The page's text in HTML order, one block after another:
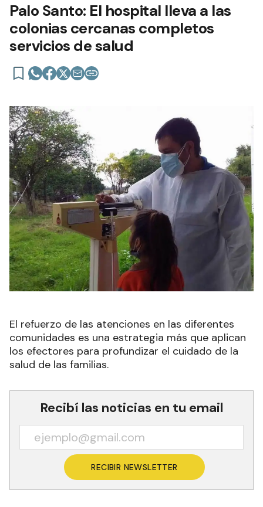
Palo Santo: El hospital lleva a las
colonias cercanas completos
servicios de salud
El refuerzo de las atenciones en las diferentes
comunidades es una estrategia más que aplican
los efectores para profundizar el cuidado de la
salud de las familias.
Recibí las noticias en tu email
RECIBIR NEWSLETTER